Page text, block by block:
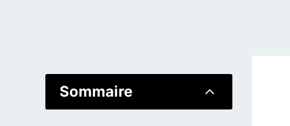
Sommaire 2